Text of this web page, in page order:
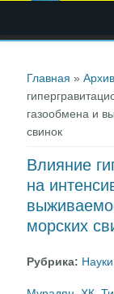
Главная »Архив
газообмена и
свинок
Влияние
на
морских
Рубрика: